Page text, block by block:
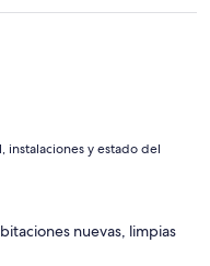
instalaciones y estado del
nuevas, limpias